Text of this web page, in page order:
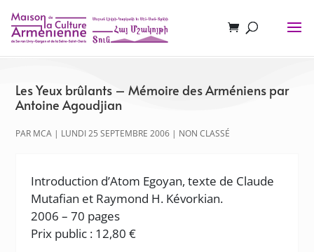
Les Yeux brûlants – Mémoire des Arméniens par
Antoine Agoudjian
PAR MCA | LUNDI 25 SEPTEMBRE 2006 | NON CLASSÉ
Introduction d’Atom Egoyan, texte de Claude
Mutafian et Raymond H. Kévorkian.
2006 – 70 pages
Prix public : 12,80 €